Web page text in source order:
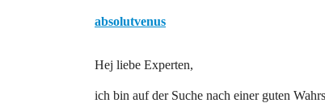
absolutvenus
Hej liebe Experten,
ich bin auf der Suche nach einer guten